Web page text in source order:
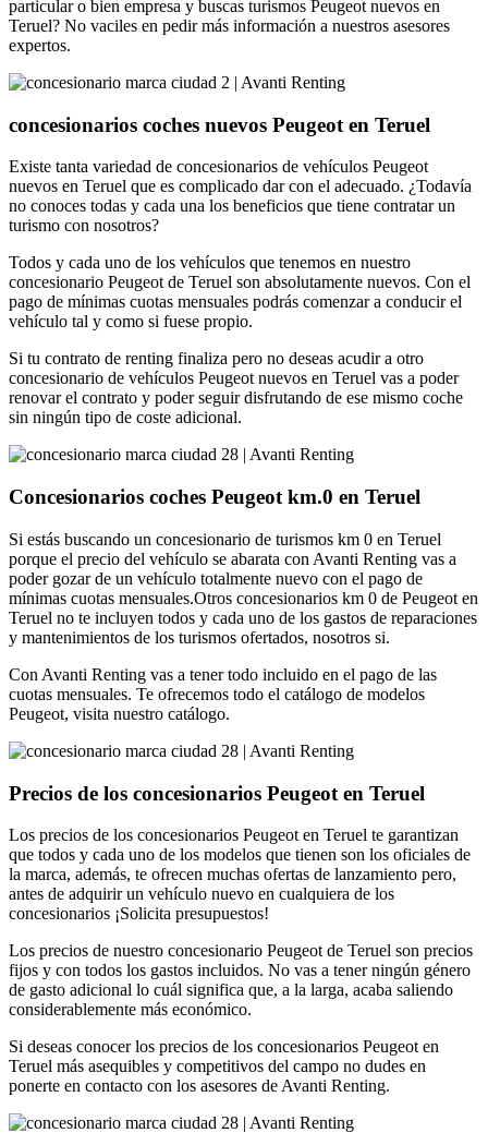
particular o bien empresa y buscas turismos Peugeot nuevos en
Teruel? No vaciles en pedir más información a nuestros asesores
expertos.
concesionarios coches nuevos Peugeot en Teruel
Existe tanta variedad de concesionarios de vehículos Peugeot
nuevos en Teruel que es complicado dar con el adecuado. ¿Todavía
no conoces todas y cada una los beneficios que tiene contratar un
turismo con nosotros?
Todos y cada uno de los vehículos que tenemos en nuestro
concesionario Peugeot de Teruel son absolutamente nuevos. Con el
pago de mínimas cuotas mensuales podrás comenzar a conducir el
vehículo tal y como si fuese propio.
Si tu contrato de renting finaliza pero no deseas acudir a otro
concesionario de vehículos Peugeot nuevos en Teruel vas a poder
renovar el contrato y poder seguir disfrutando de ese mismo coche
sin ningún tipo de coste adicional.
Concesionarios coches Peugeot km.0 en Teruel
Si estás buscando un concesionario de turismos km 0 en Teruel
porque el precio del vehículo se abarata con Avanti Renting vas a
poder gozar de un vehículo totalmente nuevo con el pago de
mínimas cuotas mensuales.Otros concesionarios km 0 de Peugeot en
Teruel no te incluyen todos y cada uno de los gastos de reparaciones
y mantenimientos de los turismos ofertados, nosotros si.
Con Avanti Renting vas a tener todo incluido en el pago de las
cuotas mensuales. Te ofrecemos todo el catálogo de modelos
Peugeot, visita nuestro catálogo.
Precios de los concesionarios Peugeot en Teruel
Los precios de los concesionarios Peugeot en Teruel te garantizan
que todos y cada uno de los modelos que tienen son los oficiales de
la marca, además, te ofrecen muchas ofertas de lanzamiento pero,
antes de adquirir un vehículo nuevo en cualquiera de los
concesionarios ¡Solicita presupuestos!
Los precios de nuestro concesionario Peugeot de Teruel son precios
fijos y con todos los gastos incluidos. No vas a tener ningún género
de gasto adicional lo cuál significa que, a la larga, acaba saliendo
considerablemente más económico.
Si deseas conocer los precios de los concesionarios Peugeot en
Teruel más asequibles y competitivos del campo no dudes en
ponerte en contacto con los asesores de Avanti Renting.